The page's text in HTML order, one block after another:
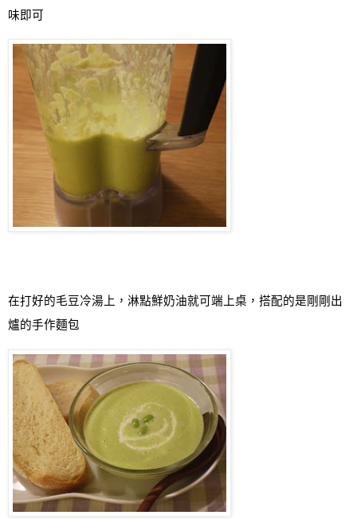
味即可
在打好的毛豆冷湯上，淋點鮮奶油就可端上桌，搭配的是剛剛出
爐的手作麵包